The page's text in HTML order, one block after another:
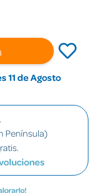
11 de Agosto
Península)